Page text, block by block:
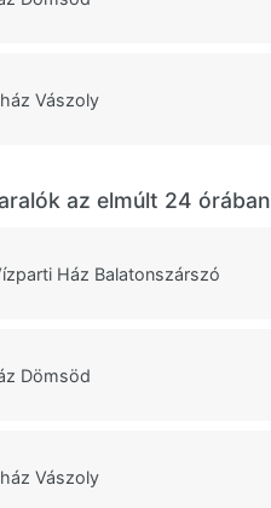
Vászoly
az elmúlt 24 órában
Ház Balatonszárszó
Dömsöd
Vászoly